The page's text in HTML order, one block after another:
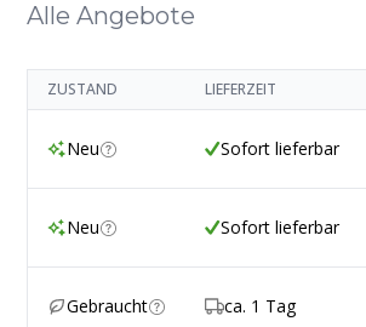
Alle Angebote
ZUSTAND LIEFERZEIT
Neu Sofort lieferbar
Neu Sofort lieferbar
Gebraucht ca. 1 Tag